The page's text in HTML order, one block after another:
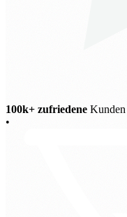
100k+ zufriedene Kunden
•